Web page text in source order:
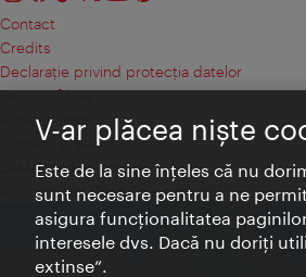
Contact
Credits
Declaraţie privind protecţia datelor
Terms of Use
Accesibilitate
Contact presa
Setări module cookie
© Copyright Wien Tourismus
V-ar plăcea nişte
Este de la sine înţeles că nu
sunt necesare pentru a ne
asigura funcţionalitatea
interesele dvs. Dacă nu doriţi
extinse“.